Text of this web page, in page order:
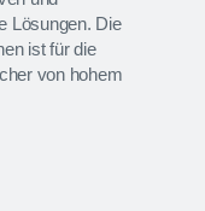
Lösungen. Die
ist für die
von hohem